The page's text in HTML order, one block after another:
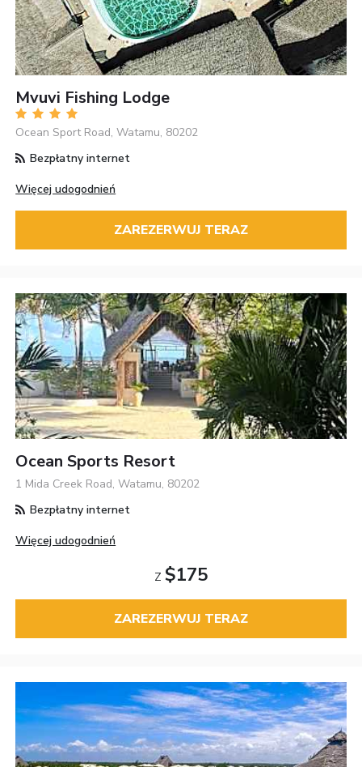
Mvuvi Fishing Lodge
Ocean Sport Road, Watamu, 80202
Bezpłatny internet
Więcej udogodnień
ZAREZERWUJ TERAZ
Ocean Sports Resort
1 Mida Creek Road, Watamu, 80202
Bezpłatny internet
Więcej udogodnień
Z $175
ZAREZERWUJ TERAZ